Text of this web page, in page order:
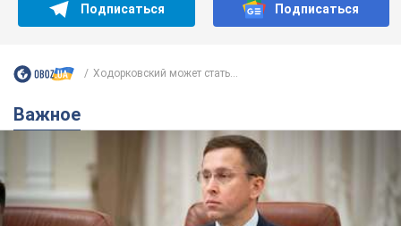
Подписаться Подписаться
Ходорковский может стать...
Важное